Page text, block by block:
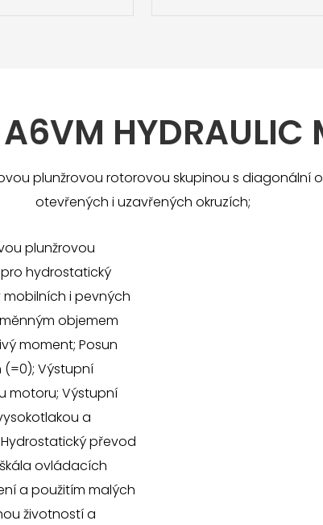
HYDRAULIC
plunžrovou rotorovou skupinou s diagonální
otevřených i uzavřených okruzích;
plunžrovou
hydrostatický
i pevných
objemem
moment; Posun
(=0); Výstupní
motoru; Výstupní
a
převod
ovládacích
a použitím malých
životností a